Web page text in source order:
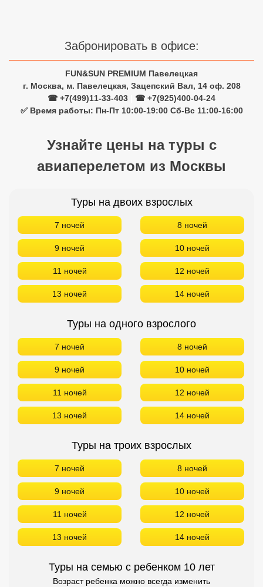
Забронировать в офисе:
FUN&SUN PREMIUM Павелецкая
г. Москва, м. Павелецкая, Зацепский Вал, 14 оф. 208
☎ +7(499)11-33-403
☎ +7(925)400-04-24
✅ Время работы: Пн-Пт 10:00-19:00 Сб-Вс 11:00-16:00
Узнайте цены на туры с
авиаперелетом из Москвы
Туры на двоих взрослых
7 ночей 8 ночей
9 ночей 10 ночей
11 ночей 12 ночей
13 ночей 14 ночей
Туры на одного взрослого
7 ночей 8 ночей
9 ночей 10 ночей
11 ночей 12 ночей
13 ночей 14 ночей
Туры на троих взрослых
7 ночей 8 ночей
9 ночей 10 ночей
11 ночей 12 ночей
13 ночей 14 ночей
Туры на семью с ребенком 10 лет
Возраст ребенка можно всегда изменить